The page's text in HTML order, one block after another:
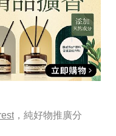
，純好物推廣分